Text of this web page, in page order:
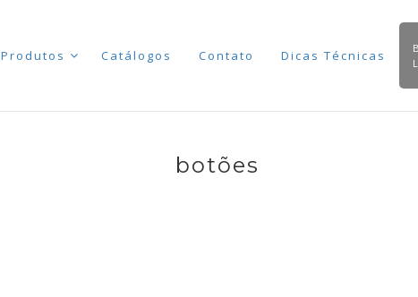
Produtos Catálogos Contato Dicas Técnicas
botões